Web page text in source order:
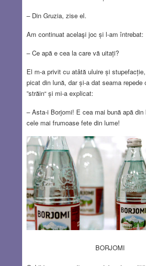
– Din Gruzia, zise el.
Am continuat acelaşi joc și l-am întrebat:
– Ce apă e cea la care vă uitați?
El m-a privit cu atâtă uluire și
picat din lună, dar și-a dat seama repede
”străin“ și mi-a explicat:
– Asta-i Borjomi! E cea mai bună apă
cele mai frumoase fete din lume!
BORJOMI